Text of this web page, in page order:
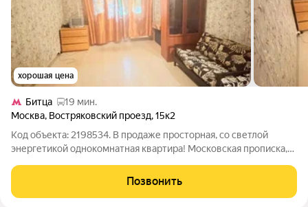
хорошая цена
Битца
19 мин.
Москва, Востряковский проезд,15к2
Код объекта: 2198534. В продаже просторная, со светлой
энергетикой однокомнатная квартира! Московская прописка,
Квартира без ремонта это ваш шанс не переплачивать за
чужие решения. Идеальная
Позвонить